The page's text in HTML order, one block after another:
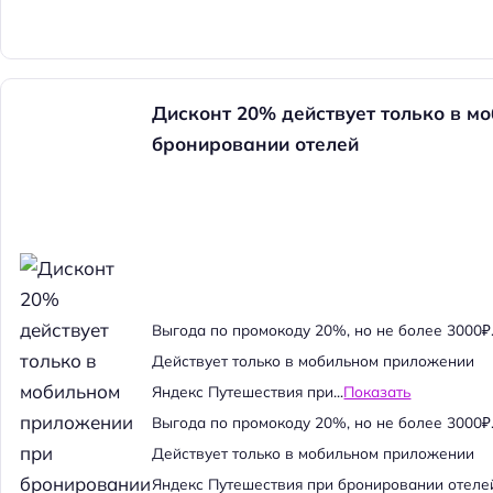
Дисконт 20% действует только в
бронировании отелей
Выгода по промокоду 20%, но не более
Действует только в мобильном приложении
Яндекс Путешествия при...Показать
Выгода по промокоду 20%, но не более
Действует только в мобильном приложении
Яндекс Путешествия при бронировании